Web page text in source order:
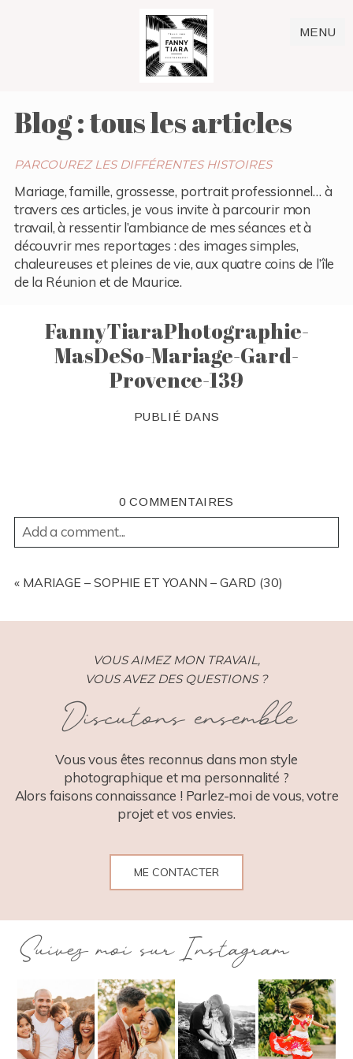
MENU
Blog : tous les articles
PARCOUREZ LES DIFFÉRENTES HISTOIRES
Mariage, famille, grossesse, portrait professionnel… à
travers ces articles, je vous invite à parcourir mon
travail, à ressentir l’ambiance de mes séances et à
découvrir mes reportages : des images simples,
chaleureuses et pleines de vie, aux quatre coins de l’île
de la Réunion et de Maurice.
FannyTiaraPhotographie-
MasDeSo-Mariage-Gard-
Provence-139
PUBLIÉ DANS
0 COMMENTAIRES
Add a comment...
REQUIRED FIELDS ARE MARKED *
« MARIAGE – SOPHIE ET YOANN – GARD (30)
VOUS AIMEZ MON TRAVAIL,
VOUS AVEZ DES QUESTIONS ?
Discutons ensemble
Vous vous êtes reconnus dans mon style
photographique et ma personnalité ?
Alors faisons connaissance ! Parlez-moi de vous, votre
projet et vos envies.
ME CONTACTER
Suivez moi sur Instagram